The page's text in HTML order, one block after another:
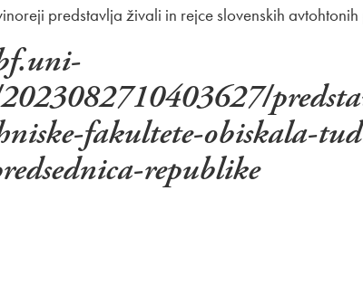
predstavlja živali in rejce slovenskih
fakultete-obiskala-
republike